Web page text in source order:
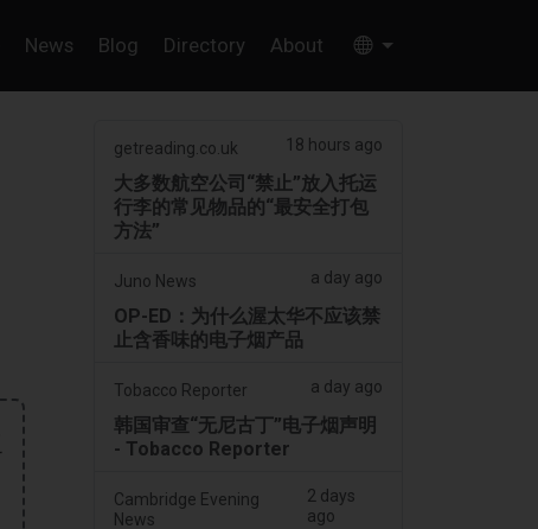
News Blog Directory About
getreading.co.uk 18 hours ago
大多数航空公司“禁止”放入托运
行李的常见物品的“最安全打包
方法”
Juno News a day ago
OP-ED：为什么渥太华不应该禁
止含香味的电子烟产品
Tobacco Reporter a day ago
韩国审查“无尼古丁”电子烟声明
- Tobacco Reporter
Cambridge Evening
News
2 days
ago